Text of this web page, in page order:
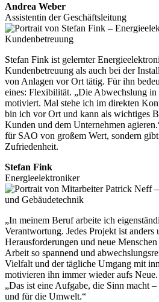
Andrea Weber
Assistentin der Geschäftsleitung
Stefan Fink ist gelernter
Kundenbetreuung als auch bei der
von Anlagen vor Ort tätig. Für ihn
eines: Flexibilität. „Die Abwechslung
motiviert. Mal stehe ich im direkten
bin ich vor Ort und kann als wichtiges
Kunden und dem Unternehmen
für SAO von großem Wert, sondern
Zufriedenheit.
Stefan Fink
Energieelektroniker
„In meinem Beruf arbeite ich
Verantwortung. Jedes Projekt ist anders
Herausforderungen und neue
Arbeit so spannend und
Vielfalt und der tägliche Umgang mit
motivieren ihn immer wieder aufs
„Das ist eine Aufgabe, die Sinn macht
und für die Umwelt.“